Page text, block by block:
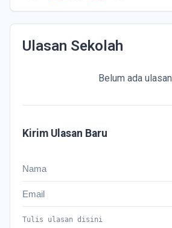
Ulasan Sekolah
Belum ada ulasan
Kirim Ulasan Baru